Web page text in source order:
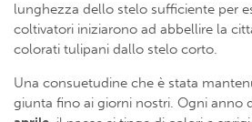
lunghezza dello stelo sufficiente per
coltivatori iniziarono ad abbellire la
colorati tulipani dallo stelo corto.
Una consuetudine che è stata
giunta fino ai giorni nostri. Ogni anno